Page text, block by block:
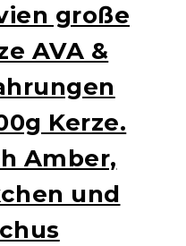
große
AVA &
Kerze.
Amber,
und